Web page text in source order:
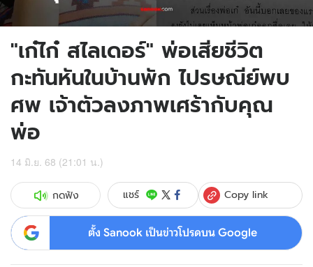
"เก๋ไก๋ สไลเดอร์" พ่อเสียชีวิต
กะทันหันในบ้านพัก ไปรษณีย์พบ
ศพ เจ้าตัวลงภาพเศร้ากับคุณ
พ่อ
14 มิ.ย. 68 (21:01 น.)
กดฟัง แชร์ Copy link
ตั้ง Sanook เป็นข่าวโปรดบน Google